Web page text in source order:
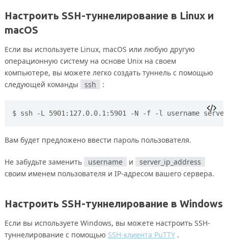
Настроить SSH-туннелирование в Linux и
macOS
Если вы используете Linux, macOS или любую другую
операционную систему на основе Unix на своем
компьютере, вы можете легко создать туннель с помощью
следующей команды
ssh :
ssh -L 5901:127.0.0.1:5901 -N -f -l username
Вам будет предложено ввести пароль пользователя.
Не забудьте заменить username и
server_ip_address
своим именем пользователя и IP-адресом вашего сервера.
Настроить SSH-туннелирование в Windows
Если вы используете Windows, вы можете настроить SSH-
туннелирование с помощью SSH-клиента PuTTY.